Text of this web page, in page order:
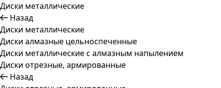
Диски металлические
Назад
Диски металлические
Диски алмазные цельноспеченные
Диски металлические с алмазным напылением
Диски отрезные, армированные
Назад